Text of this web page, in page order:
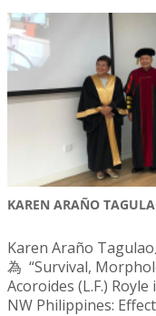
KAREN ARAÑO
Karen Araño Tagulao
為 “Survival,
Acoroides (L.F.)
NW Philippines: